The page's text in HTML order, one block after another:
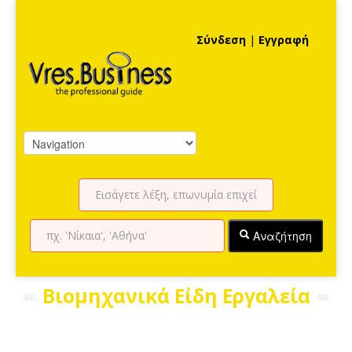
Σύνδεση | Εγγραφή
Αναζήτηση
Βιομηχανικά Είδη Εργαλεία